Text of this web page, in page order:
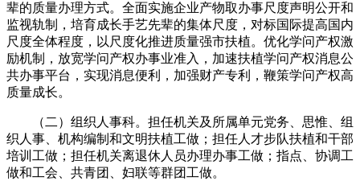
辈的质量办理方式。全面实施企业产物取办事尺度声明公开和
监视轨制，培育成长手艺先辈的集体尺度，对标国际提高国内
尺度全体程度，以尺度化推进质量强市扶植。优化学问产权激
励机制，放宽学问产权办事业准入，加速扶植学问产权消息公
共办事平台，实现消息便利，加强财产专利，鞭策学问产权高
质量成长。
（二）组织人事科。担任机关及所属单元党务、思惟、组
织人事、机构编制和文明扶植工做；担任人才步队扶植和干部
培训工做；担任机关离退休人员办理办事工做；指点、协调工
做和工会、共青团、妇联等群团工做。